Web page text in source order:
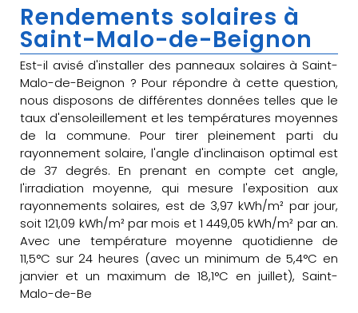
Rendements solaires à
Saint-Malo-de-Beignon
Est-il avisé d'installer des panneaux solaires à Saint-
Malo-de-Beignon ? Pour répondre à cette question,
nous disposons de différentes données telles que le
taux d'ensoleillement et les températures moyennes
de la commune. Pour tirer pleinement parti du
rayonnement solaire, l'angle d'inclinaison optimal est
de 37 degrés. En prenant en compte cet angle,
l'irradiation moyenne, qui mesure l'exposition aux
rayonnements solaires, est de 3,97 kWh/m² par jour,
soit 121,09 kWh/m² par mois et 1 449,05 kWh/m² par an.
Avec une température moyenne quotidienne de
11,5°C sur 24 heures (avec un minimum de 5,4°C en
janvier et un maximum de 18,1°C en juillet), Saint-
Malo-de-Be